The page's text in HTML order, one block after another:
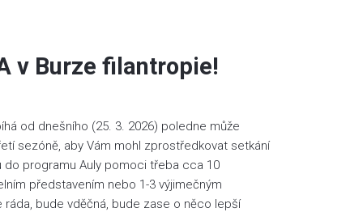
v Burze filantropie!
od dnešního (25. 3. 2026) poledne může
sezóně, aby Vám mohl zprostředkovat setkání
do programu Auly pomoci třeba cca 10
představením nebo 1-3 výjimečným
ráda, bude vděčná, bude zase o něco lepší